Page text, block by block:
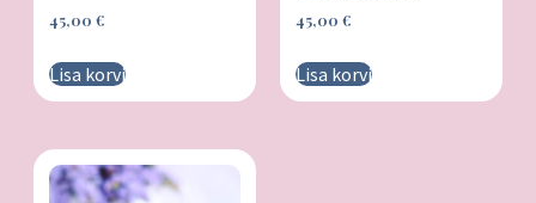
45,00 €
Lisa korvi
45,00 €
Lisa korvi